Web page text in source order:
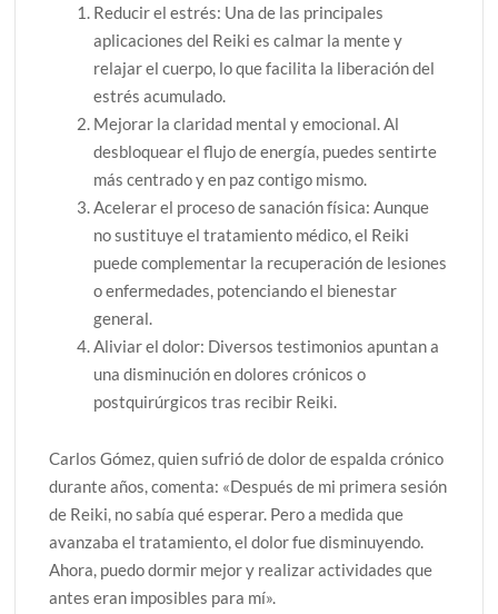
Reducir el estrés: Una de las principales
aplicaciones del Reiki es calmar la mente y
relajar el cuerpo, lo que facilita la liberación del
estrés acumulado.
Mejorar la claridad mental y emocional. Al
desbloquear el flujo de energía, puedes sentirte
más centrado y en paz contigo mismo.
Acelerar el proceso de sanación física: Aunque
no sustituye el tratamiento médico, el Reiki
puede complementar la recuperación de lesiones
o enfermedades, potenciando el bienestar
general.
Aliviar el dolor: Diversos testimonios apuntan a
una disminución en dolores crónicos o
postquirúrgicos tras recibir Reiki.
Carlos Gómez, quien sufrió de dolor de espalda crónico
durante años, comenta: «Después de mi primera sesión
de Reiki, no sabía qué esperar. Pero a medida que
avanzaba el tratamiento, el dolor fue disminuyendo.
Ahora, puedo dormir mejor y realizar actividades que
antes eran imposibles para mí».